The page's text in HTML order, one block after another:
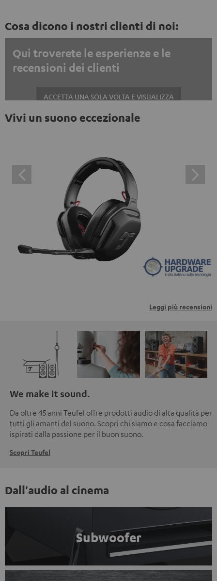
Cosa dicono i nostri clienti di noi:
Qui troverete le esperienze e le
recensioni dei clienti
ACCETTA UNA SOLA VOLTA E VISUALIZZA
Mostrare sempre i contenuti esterni? Attivalo nelle impostazioni privacy
semplice clic. Facendo clic sul contenuto, l'utente
acconsente alla visualizzazione del contenuto esterno.
Ciò significa che i dati personali possono essere
trasmessi a piattaforme di terzi. Per maggiori
informazioni al riguardo, consultare la nostra informativa
Vivi un suono eccezionale
Leggi più recensioni
We make it sound.
Da oltre 45 anni Teufel offre prodotti audio di alta qualità per
tutti gli amanti del suono. Scopri chi siamo e cosa facciamo
ispirati dalla passione per il buon suono.
Scopri Teufel
Dall'audio al cinema
Subwoofer